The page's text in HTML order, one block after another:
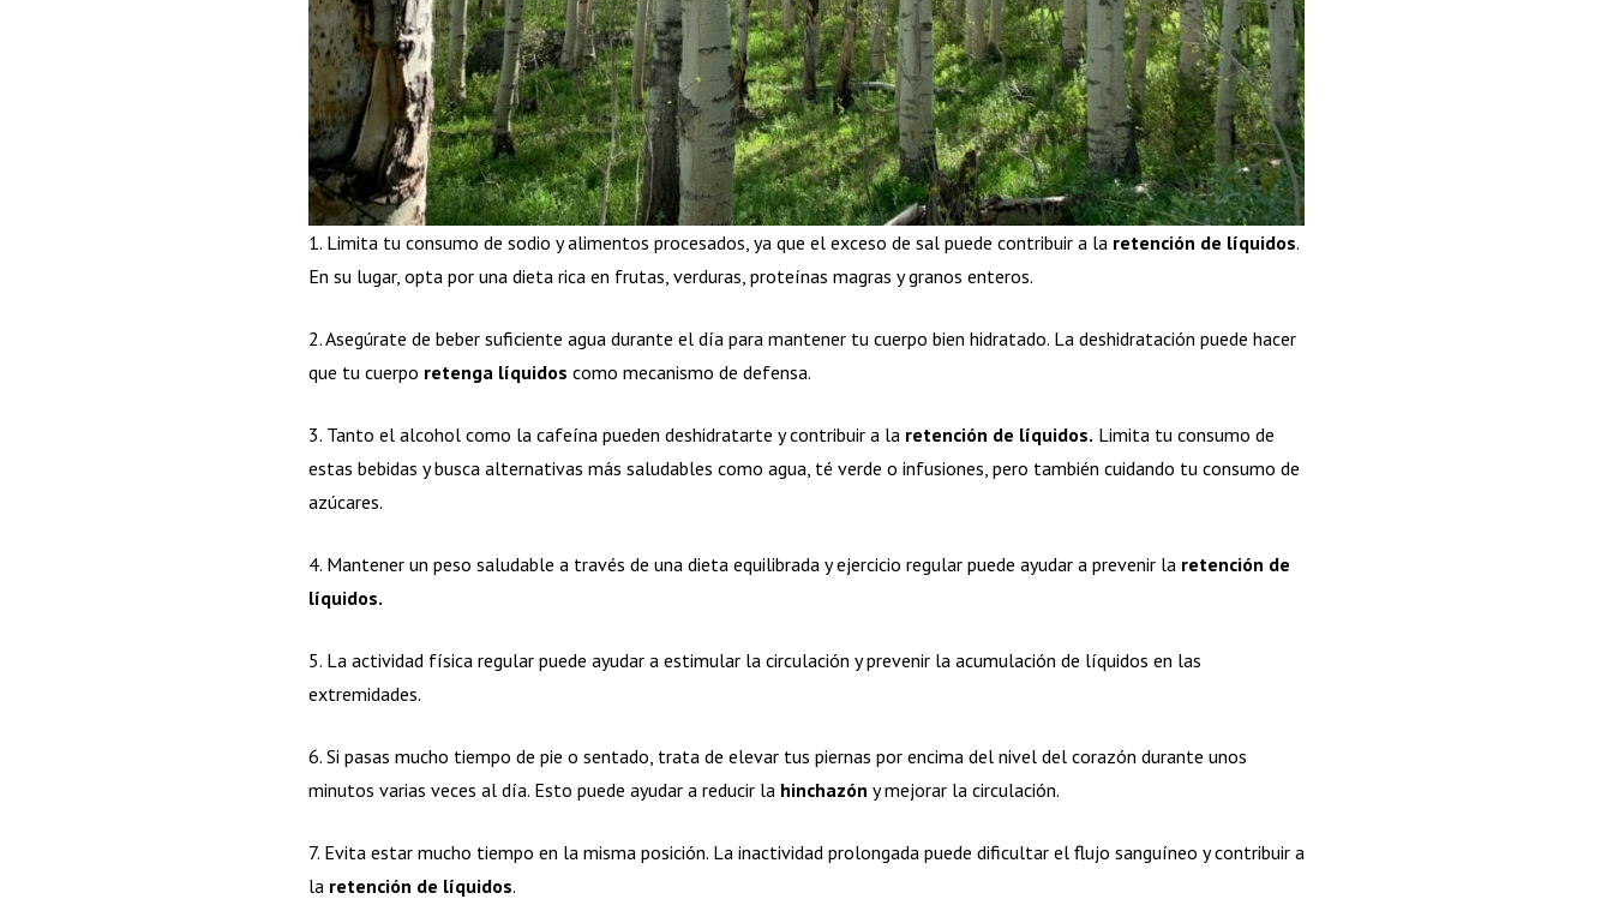
1. Limita tu consumo de sodio y alimentos procesados, ya que el exceso de sal puede contribuir a la retención de líquidos.
En su lugar, opta por una dieta rica en frutas, verduras, proteínas magras y granos enteros.
2. Asegúrate de beber suficiente agua durante el día para mantener tu cuerpo bien hidratado. La deshidratación puede hacer
que tu cuerpo retenga líquidos como mecanismo de defensa.
3. Tanto el alcohol como la cafeína pueden deshidratarte y contribuir a la retención de líquidos. Limita tu consumo de
estas bebidas y busca alternativas más saludables como agua, té verde o infusiones, pero también cuidando tu consumo de
azúcares.
4. Mantener un peso saludable a través de una dieta equilibrada y ejercicio regular puede ayudar a prevenir la retención de
líquidos.
5. La actividad física regular puede ayudar a estimular la circulación y prevenir la acumulación de líquidos en las
extremidades.
6. Si pasas mucho tiempo de pie o sentado, trata de elevar tus piernas por encima del nivel del corazón durante unos
minutos varias veces al día. Esto puede ayudar a reducir la hinchazón y mejorar la circulación.
7. Evita estar mucho tiempo en la misma posición. La inactividad prolongada puede dificultar el flujo sanguíneo y contribuir a
la retención de líquidos.